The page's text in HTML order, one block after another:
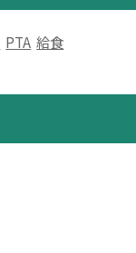
PTA 給食